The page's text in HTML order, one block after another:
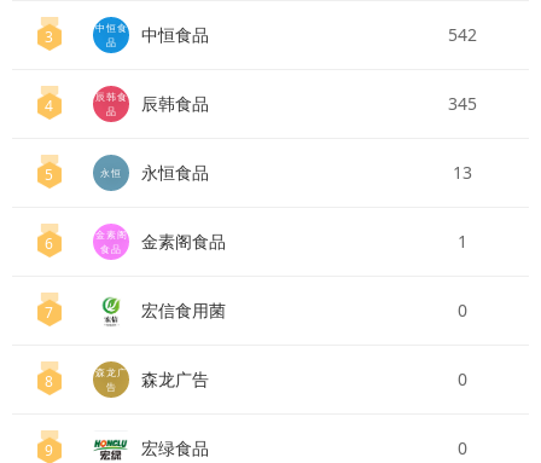
3
中恒食
品
中恒食品 542
4
辰韩食
品
辰韩食品 345
5 永恒 永恒食品 13
6
金素阁
食品
金素阁食品 1
7 宏信食用菌 0
8
森龙广
告
森龙广告 0
9 宏绿食品 0